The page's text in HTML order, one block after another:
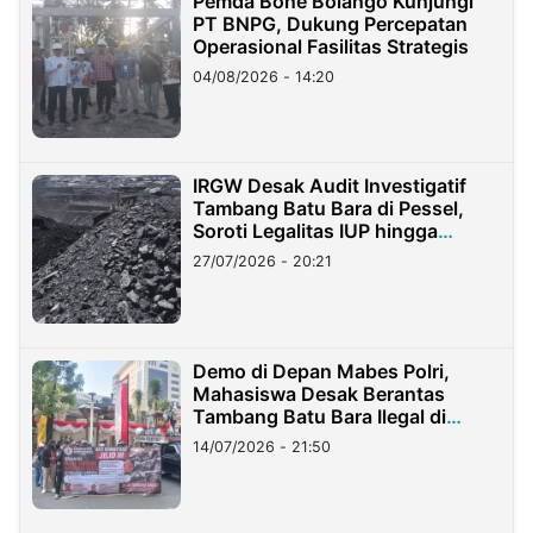
PT BNPG, Dukung Percepatan
Operasional Fasilitas Strategis
04/08/2026 - 14:20
IRGW Desak Audit Investigatif
Tambang Batu Bara di Pessel,
Soroti Legalitas IUP hingga
Stockpile
27/07/2026 - 20:21
Demo di Depan Mabes Polri,
Mahasiswa Desak Berantas
Tambang Batu Bara Ilegal di
Lampung
14/07/2026 - 21:50